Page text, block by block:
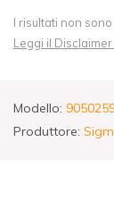
I risultati non
Leggi il
Modello:
Produttore: